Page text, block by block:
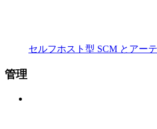
セルフホスト型 SCM とアー
管理